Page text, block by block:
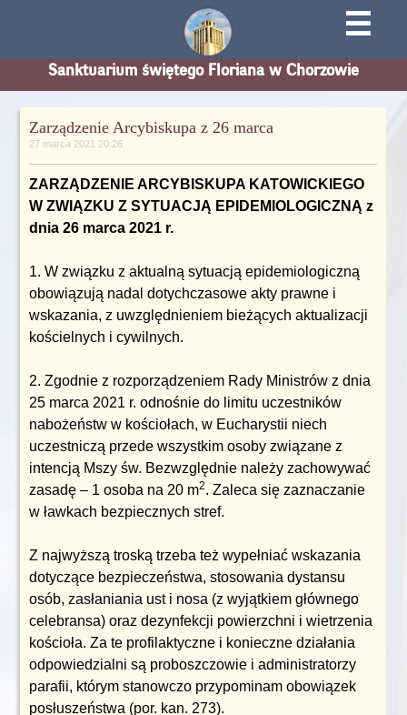
☰
Sanktuarium świętego Floriana w Chorzowie
Zarządzenie Arcybiskupa z 26 marca
27 marca 2021 20:26
ZARZĄDZENIE ARCYBISKUPA KATOWICKIEGO
W ZWIĄZKU Z SYTUACJĄ EPIDEMIOLOGICZNĄ z
dnia 26 marca 2021 r.
1. W związku z aktualną sytuacją epidemiologiczną
obowiązują nadal dotychczasowe akty prawne i
wskazania, z uwzględnieniem bieżących aktualizacji
kościelnych i cywilnych.
2. Zgodnie z rozporządzeniem Rady Ministrów z dnia
25 marca 2021 r. odnośnie do limitu uczestników
nabożeństw w kościołach, w Eucharystii niech
uczestniczą przede wszystkim osoby związane z
intencją Mszy św. Bezwzględnie należy zachowywać
zasadę – 1 osoba na 20 m2. Zaleca się zaznaczanie
w ławkach bezpiecznych stref.
Z najwyższą troską trzeba też wypełniać wskazania
dotyczące bezpieczeństwa, stosowania dystansu
osób, zasłaniania ust i nosa (z wyjątkiem głównego
celebransa) oraz dezynfekcji powierzchni i wietrzenia
kościoła. Za te profilaktyczne i konieczne działania
odpowiedzialni są proboszczowie i administratorzy
parafii, którym stanowczo przypominam obowiązek
posłuszeństwa (por. kan. 273).